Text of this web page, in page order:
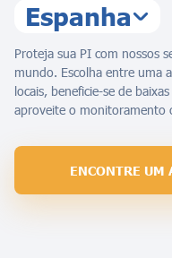
Espanha
Proteja sua PI com nossos
mundo. Escolha entre uma
locais, beneficie-se de
aproveite o monitoramento
ENCONTRE UM